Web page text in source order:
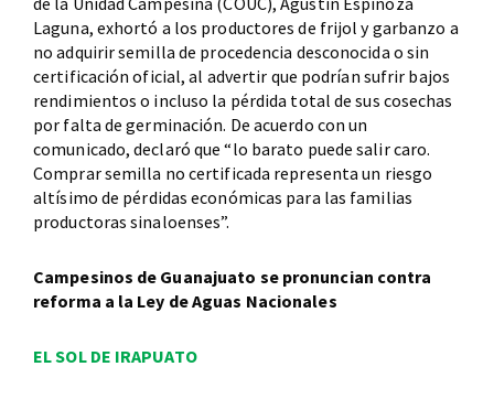
Laguna, exhortó a los productores de frijol y garbanzo a
no adquirir semilla de procedencia desconocida o sin
certificación oficial, al advertir que podrían sufrir bajos
rendimientos o incluso la pérdida total de sus cosechas
por falta de germinación. De acuerdo con un
comunicado, declaró que “lo barato puede salir caro.
Comprar semilla no certificada representa un riesgo
altísimo de pérdidas económicas para las familias
productoras sinaloenses”.
Campesinos de Guanajuato se pronuncian contra
reforma a la Ley de Aguas Nacionales
EL SOL DE IRAPUATO